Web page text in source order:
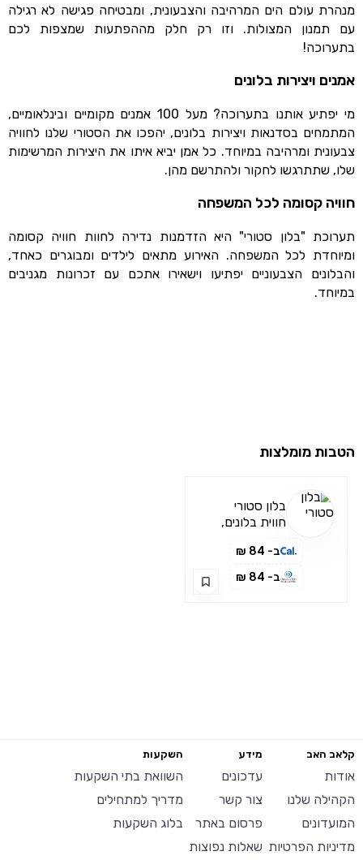
מנהרת עולם הים המרהיבה והצבעונית, ומבטיחה פגישה לא רגילה
עם תמנון המצולות. וזו רק חלק מההפתעות שמצפות לכם
בתערוכה!
אמנים ויצירות בלונים
מי יפתיע אותנו בתערוכה? מעל 100 אמנים מקומיים ובינלאומיים,
המתמחים בסדנאות ויצירות בלונים, יהפכו את הסטורי שלנו לחוויה
צבעונית ומרהיבה במיוחד. כל אמן יביא איתו את היצירות המרשימות
שלו, שתתרגשו לחקור ולהתרשם מהן.
חוויה קסומה לכל המשפחה
תערוכת "בלון סטורי" היא הזדמנות נדירה לחוות חוויה קסומה
ומיוחדת לכל המשפחה. האירוע מתאים לילדים ומבוגרים כאחד,
והבלונים הצבעוניים יפתיעו וישאירו אתכם עם זכרונות מגניבים
במיוחד.
הטבות מומלצות
בלון סטורי
חווית בלונים,
ומתנפחים
ב- 84 ₪
ב- 84 ₪
קלאב האב
אודות
הקהילה שלנו
המועדונים
מדיניות הפרטיות
מידע
עדכונים
צור קשר
פרסום באתר
שאלות נפוצות
השקעות
השוואת בתי השקעות
מדריך למתחילים
בלוג השקעות